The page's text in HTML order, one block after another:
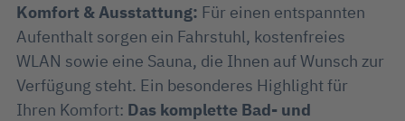
Komfort & Ausstattung: Für einen entspannten
Aufenthalt sorgen ein Fahrstuhl, kostenfreies
WLAN sowie eine Sauna, die Ihnen auf Wunsch zur
Verfügung steht. Ein besonderes Highlight für
Ihren Komfort: Das komplette Bad- und